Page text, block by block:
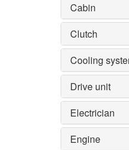
Cabin
Clutch
Cooling
Drive unit
Electrician
Engine